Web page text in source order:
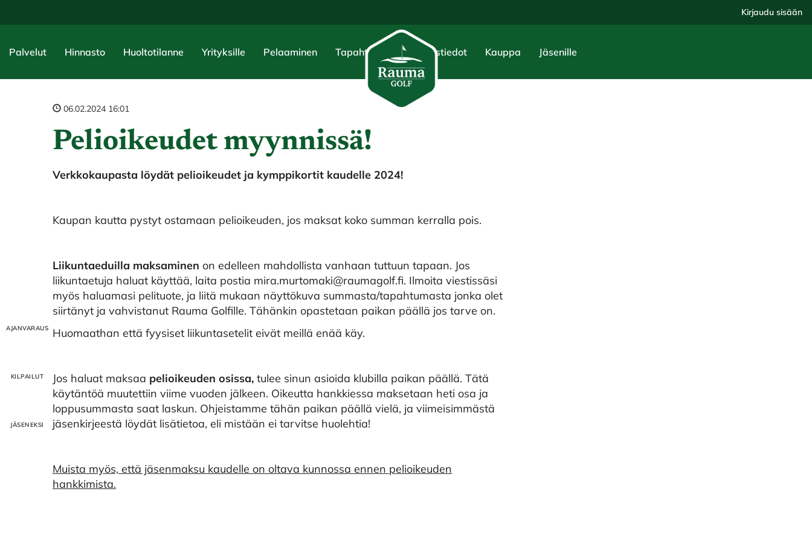
Kirjaudu sisään
Palvelut Hinnasto Huoltotilanne Yrityksille Pelaaminen Tapahtumat Yhteystiedot Kauppa Jäsenille
06.02.2024 16:01
Pelioikeudet myynnissä!
Verkkokaupasta löydät pelioikeudet ja kymppikortit kaudelle 2024!
Kaupan kautta pystyt ostamaan pelioikeuden, jos maksat koko summan kerralla pois.
Liikuntaeduilla maksaminen on edelleen mahdollista vanhaan tuttuun tapaan. Jos
liikuntaetuja haluat käyttää, laita postia mira.murtomaki@raumagolf.fi. Ilmoita viestissäsi
myös haluamasi pelituote, ja liitä mukaan näyttökuva summasta/tapahtumasta jonka olet
siirtänyt ja vahvistanut Rauma Golfille. Tähänkin opastetaan paikan päällä jos tarve on.
Huomaathan että fyysiset liikuntasetelit eivät meillä enää käy.
Jos haluat maksaa pelioikeuden osissa, tulee sinun asioida klubilla paikan päällä. Tätä
käytäntöä muutettiin viime vuoden jälkeen. Oikeutta hankkiessa maksetaan heti osa ja
loppusummasta saat laskun. Ohjeistamme tähän paikan päällä vielä, ja viimeisimmästä
jäsenkirjeestä löydät lisätietoa, eli mistään ei tarvitse huolehtia!
Muista myös, että jäsenmaksu kaudelle on oltava kunnossa ennen pelioikeuden
hankkimista.